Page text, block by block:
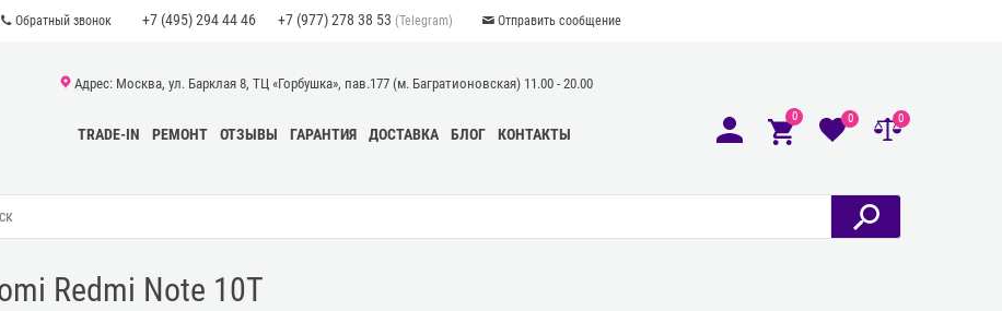
Обратный звонок +7 (495) 294 44 46 +7 (977) 278 38 53 (Telegram) Отправить сообщение
Адрес: Москва, ул. Барклая 8, ТЦ «Горбушка», пав.177 (м. Багратионовская) 11.00 - 20.00
TRADE-IN РЕМОНТ ОТЗЫВЫ ГАРАНТИЯ ДОСТАВКА БЛОГ КОНТАКТЫ
0 0 0
Redmi Note 10T